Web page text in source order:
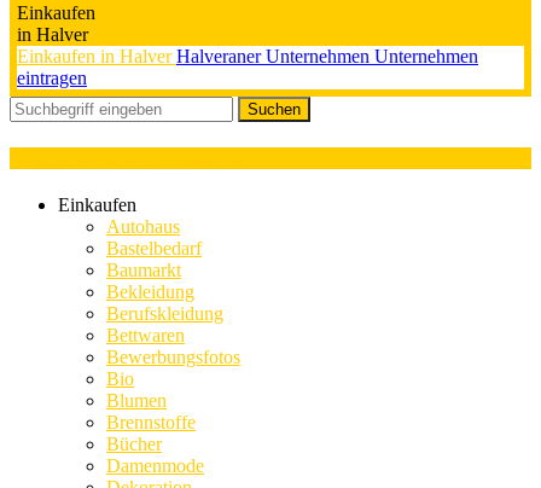
Einkaufen
in Halver
Einkaufen in HalverHalveraner Unternehmen Unternehmen
eintragen
Einkaufen
Autohaus
Bastelbedarf
Baumarkt
Bekleidung
Berufskleidung
Bettwaren
Bewerbungsfotos
Bio
Blumen
Brennstoffe
Bücher
Damenmode